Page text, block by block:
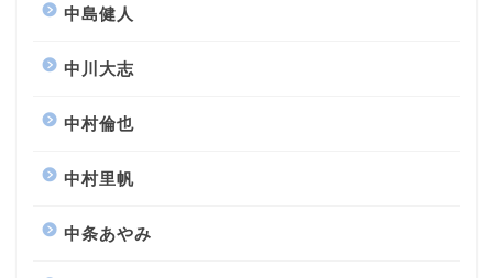
中島健人
中川大志
中村倫也
中村里帆
中条あやみ